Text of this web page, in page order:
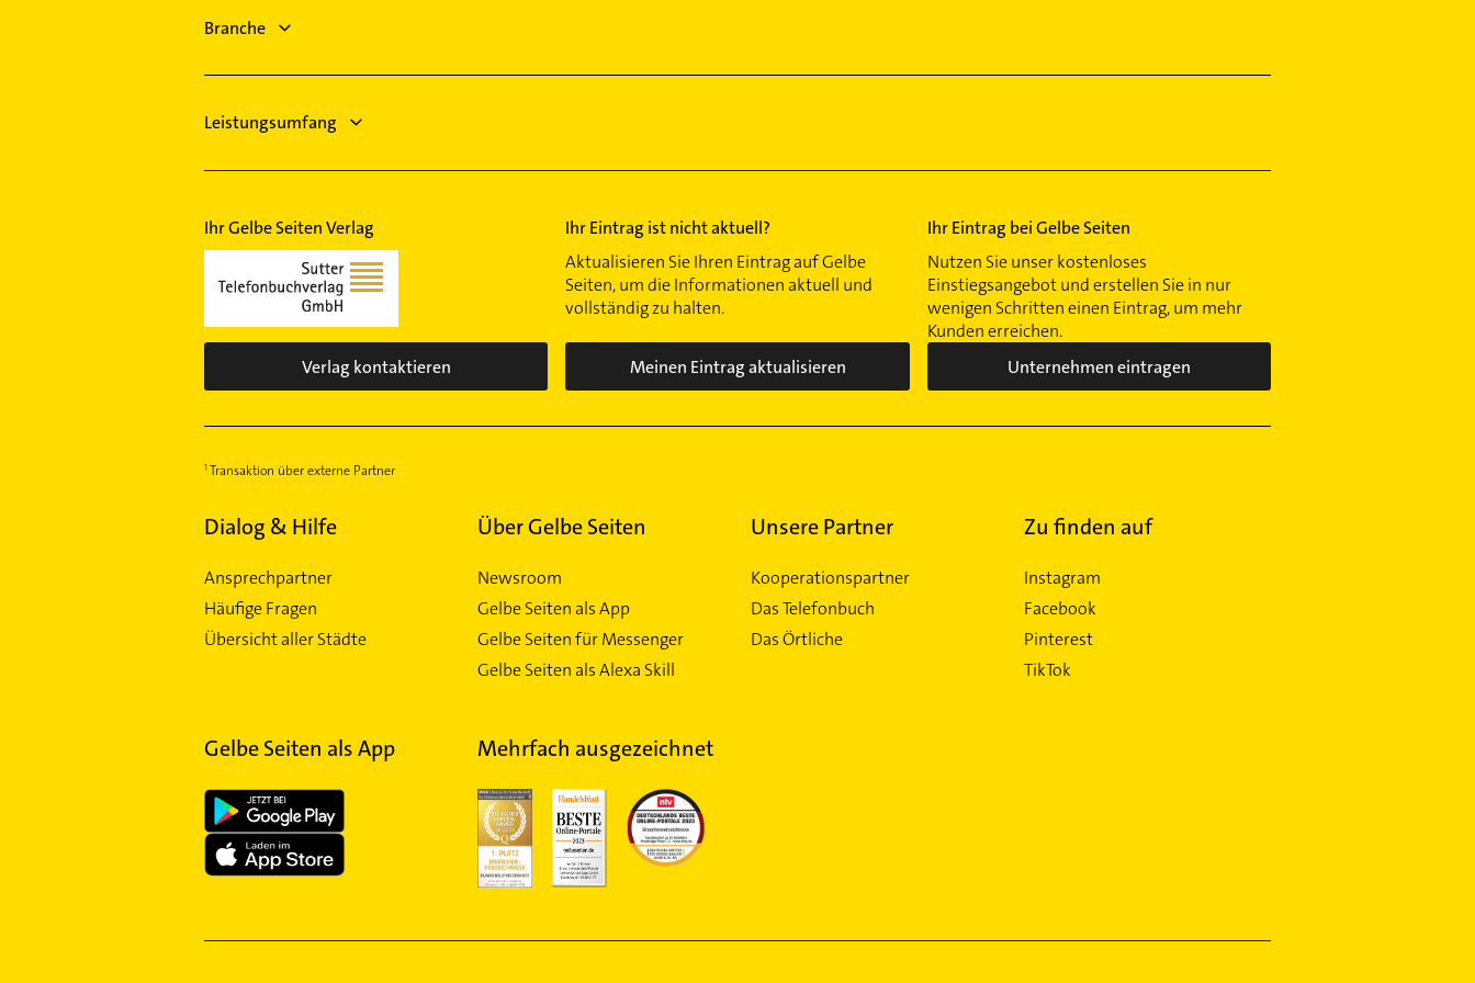
Neukirchen-Vluyn
Heizungsbauer
Branche
Leistungsumfang
Ihr Gelbe Seiten Verlag
Verlag kontaktieren
Ihr Eintrag ist nicht aktuell?
Aktualisieren Sie Ihren Eintrag auf Gelbe
Seiten, um die Informationen aktuell und
vollständig zu halten.
Meinen Eintrag aktualisieren
Ihr Eintrag bei Gelbe Seiten
Nutzen Sie unser kostenloses
Einstiegsangebot und erstellen Sie in nur
wenigen Schritten einen Eintrag, um mehr
Kunden erreichen.
Unternehmen eintragen
Transaktion über externe Partner
Dialog & Hilfe
Ansprechpartner
Häufige Fragen
Übersicht aller Städte
Über Gelbe Seiten
Newsroom
Gelbe Seiten als App
Gelbe Seiten für Messenger
Gelbe Seiten als Alexa Skill
Unsere Partner
Kooperationspartner
Das Telefonbuch
Das Örtliche
Zu finden auf
Instagram
Facebook
Pinterest
TikTok
Gelbe Seiten als App Mehrfach ausgezeichnet